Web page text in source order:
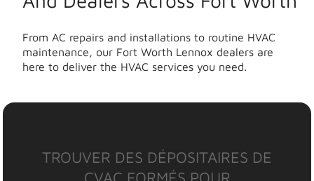
From AC repairs and installations to routine HVAC
maintenance, our Fort Worth Lennox dealers are
here to deliver the HVAC services you need.
TROUVER DES DÉPOSITAIRES DE